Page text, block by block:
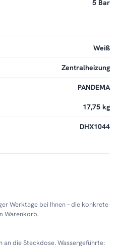
5 Bar
Weiß
Zentralheizung
PANDEMA
17,75 kg
DHX1044
Werktage bei Ihnen – die konkrete
Warenkorb.
an die Steckdose. Wassergeführte: